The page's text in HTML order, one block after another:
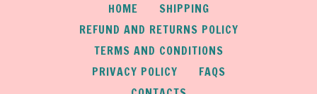
HOME
SHIPPING
REFUND AND RETURNS POLICY
TERMS AND CONDITIONS
PRIVACY POLICY
FAQS